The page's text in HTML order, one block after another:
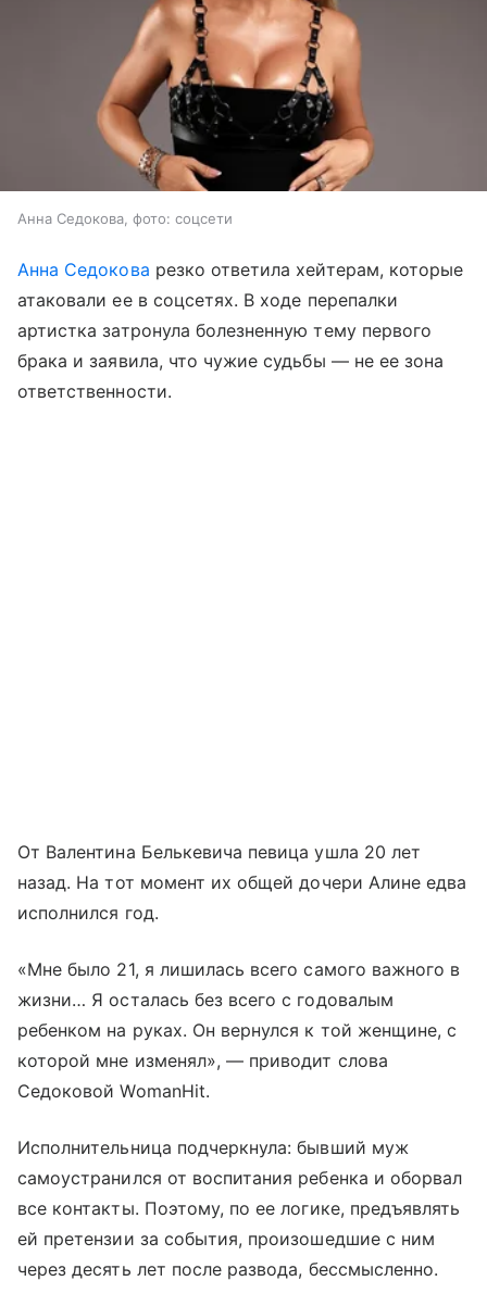
Анна Седокова, фото: соцсети
Анна Седокова резко ответила хейтерам, которые
атаковали ее в соцсетях. В ходе перепалки
артистка затронула болезненную тему первого
брака и заявила, что чужие судьбы — не ее зона
ответственности.
От Валентина Белькевича певица ушла 20 лет
назад. На тот момент их общей дочери Алине едва
исполнился год.
«Мне было 21, я лишилась всего самого важного в
жизни… Я осталась без всего с годовалым
ребенком на руках. Он вернулся к той женщине, с
которой мне изменял», — приводит слова
Седоковой WomanHit.
Исполнительница подчеркнула: бывший муж
самоустранился от воспитания ребенка и оборвал
все контакты. Поэтому, по ее логике, предъявлять
ей претензии за события, произошедшие с ним
через десять лет после развода, бессмысленно.